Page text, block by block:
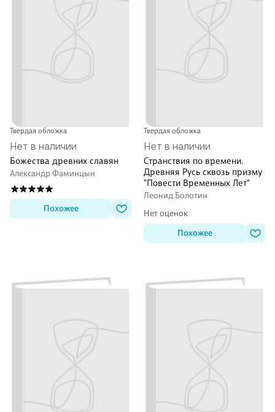
Твердая обложка
Нет в наличии
Божества древних славян
Александр Фаминцын
Похожее
Твердая обложка
Нет в наличии
Странствия по времени.
Древняя Русь сквозь призму
"Повести Временных Лет"
Леонид Болотин
Нет оценок
Похожее